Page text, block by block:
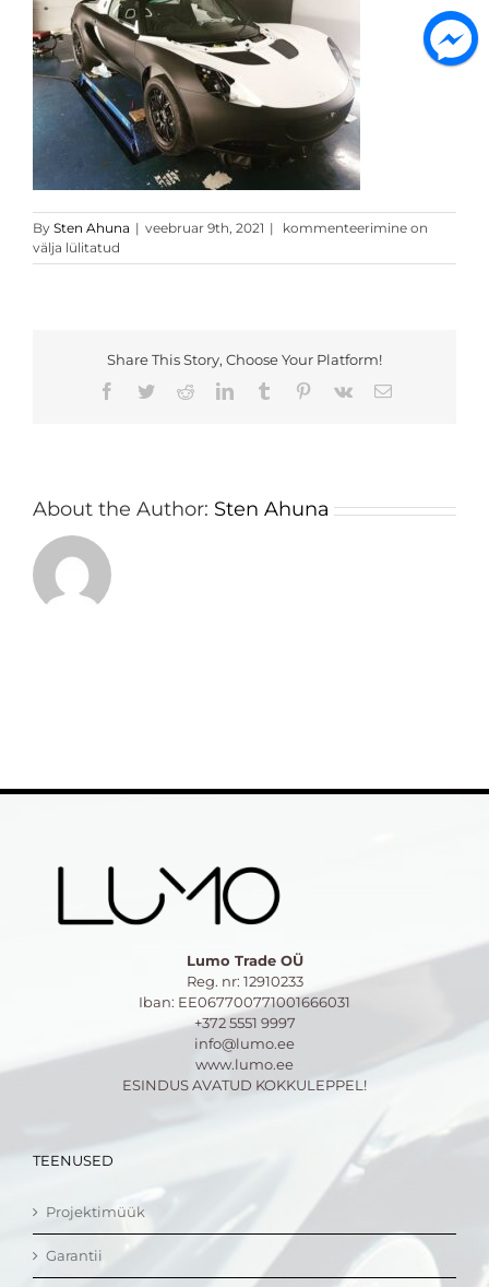
By Sten Ahuna | veebruar 9th, 2021 |
matt
kile
kommenteerimine on
välja lülitatud
Share This Story, Choose Your Platform!
Facebook
TwitterRedditLinkedInTumblr Pinterest
Vk Email
About the Author: Sten Ahuna
Lumo Trade OÜ
Reg. nr: 12910233
Iban: EE067700771001666031
+372 5551 9997
info@lumo.ee
www.lumo.ee
ESINDUS AVATUD KOKKULEPPEL!
TEENUSED
Projektimüük
Garantii